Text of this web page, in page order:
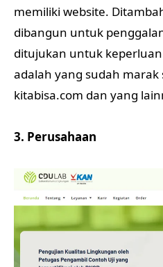
memiliki website.
dibangun untuk
ditujukan untuk
adalah yang sudah marak
kitabisa.com dan yang
3. Perusahaan